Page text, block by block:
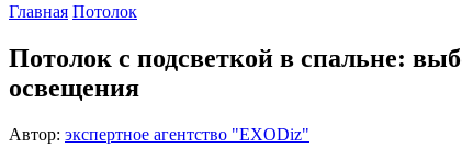
Главная Потолок
Потолок с подсветкой в спальне:
освещения
Автор: экспертное агентство "EXODiz"